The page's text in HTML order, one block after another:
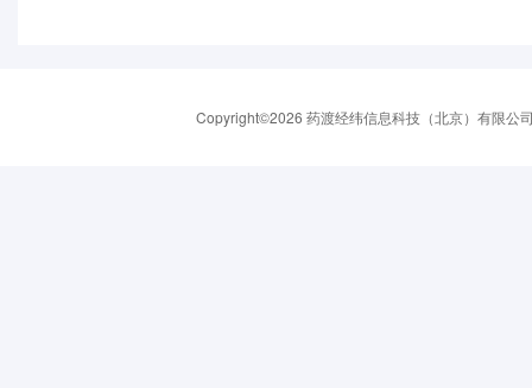
Copyright©2026 药渡经纬信息科技（北京）有限公